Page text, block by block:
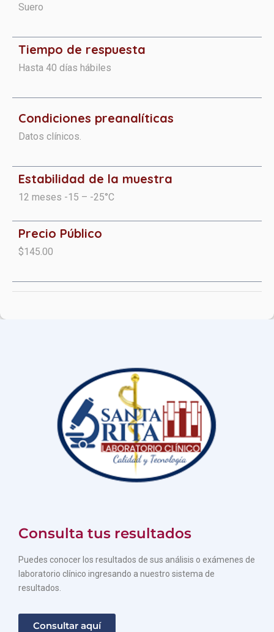
Suero
Tiempo de respuesta
Hasta 40 días hábiles
Condiciones preanalíticas​​​
Datos clínicos.
Estabilidad de la muestra
12 meses -15 – -25°C
Precio Público
$145.00
Consulta tus resultados
Puedes conocer los resultados de sus análisis o exámenes de
laboratorio clínico ingresando a nuestro sistema de
resultados.
Consultar aquí